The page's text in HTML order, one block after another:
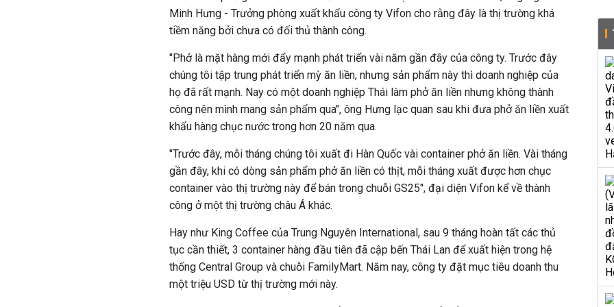
Minh Hưng - Trưởng phòng xuất khẩu công ty Vifon cho rằng đây là thị trường khá
tiềm năng bởi chưa có đối thủ thành công.
"Phở là mặt hàng mới đẩy mạnh phát triển vài năm gần đây của công ty. Trước đây
chúng tôi tập trung phát triển mỳ ăn liền, nhưng sản phẩm này thì doanh nghiệp của
họ đã rất mạnh. Nay có một doanh nghiệp Thái làm phở ăn liền nhưng không thành
công nên mình mang sản phẩm qua", ông Hưng lạc quan sau khi đưa phở ăn liền xuất
khẩu hàng chục nước trong hơn 20 năm qua.
"Trước đây, mỗi tháng chúng tôi xuất đi Hàn Quốc vài container phở ăn liền. Vài tháng
gần đây, khi có dòng sản phẩm phở ăn liền có thịt, mỗi tháng xuất được hơn chục
container vào thị trường này để bán trong chuỗi GS25", đại diện Vifon kể về thành
công ở một thị trường châu Á khác.
Hay như King Coffee của Trung Nguyên International, sau 9 tháng hoàn tất các thủ
tục cần thiết, 3 container hàng đầu tiên đã cập bến Thái Lan để xuất hiện trong hệ
thống Central Group và chuỗi FamilyMart. Năm nay, công ty đặt mục tiêu doanh thu
một triệu USD từ thị trường mới này.